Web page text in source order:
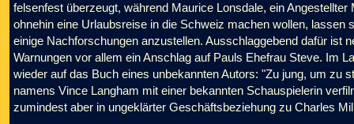
felsenfest überzeugt, während Maurice Lonsdale, ein
ohnehin eine Urlaubsreise in die Schweiz machen wollen, lassen
einige Nachforschungen anzustellen. Ausschlaggebend dafür ist
Warnungen vor allem ein Anschlag auf Pauls Ehefrau Steve. Im
wieder auf das Buch eines unbekannten Autors: "Zu jung, um zu
namens Vince Langham mit einer bekannten Schauspielerin
zumindest aber in ungeklärter Geschäftsbeziehung zu Charles